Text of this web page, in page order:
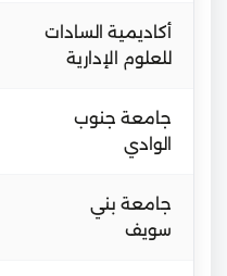
أكاديمية السادات
للعلوم الإدارية
جامعة جنوب
الوادي
جامعة بني
سويف